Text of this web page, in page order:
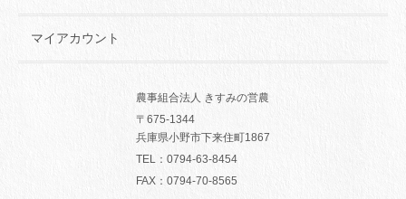
マイアカウント
農事組合法人 きすみの営農
〒675-1344
兵庫県小野市下来住町1867
TEL： 0794-63-8454
FAX：0794-70-8565